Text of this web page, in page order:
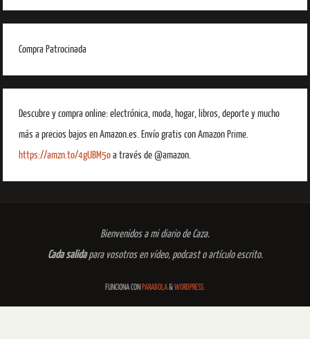
Compra Patrocinada
Descubre y compra online: electrónica, moda, hogar, libros, deporte y mucho
más a precios bajos en Amazon.es. Envío gratis con Amazon Prime.
https://amzn.to/4gUBM5oa través de @amazon.
Bienvenidos a mi diario de Caza.
Cada salidapara vosotros en vídeo, podcast o artículo escrito.
FUNCIONA CON PARABOLA&WORDPRESS.